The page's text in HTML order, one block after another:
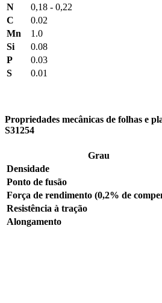
N
0,18 - 0,22
C
0.02
Mn
1.0
Si
0.08
P
0.03
S
0.01
Propriedades mecânicas de folhas e
S31254
Grau
Densidade
Ponto de fusão
Força de rendimento (0,2% de
Resistência à tração
Alongamento